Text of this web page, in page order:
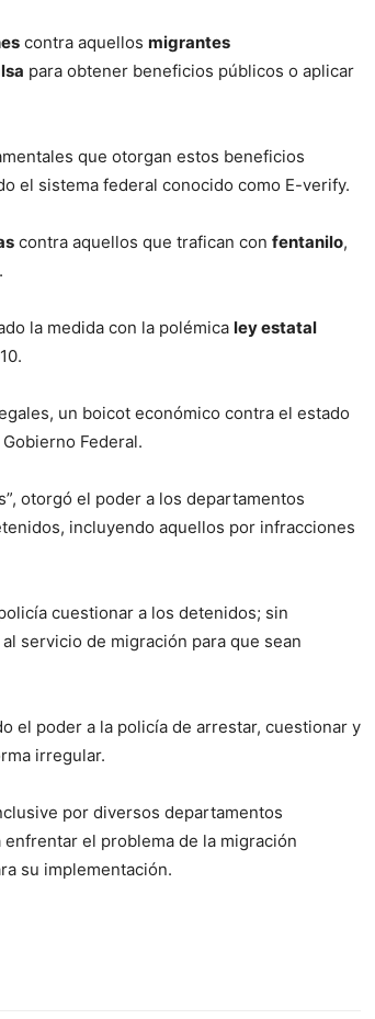
contra aquellos migrantes
para obtener beneficios públicos o aplicar
que otorgan estos beneficios
el sistema federal conocido como E-verify.
contra aquellos que trafican con fentanilo,
la medida con la polémica ley estatal
un boicot económico contra el estado
Federal.
otorgó el poder a los departamentos
incluyendo aquellos por infracciones
cuestionar a los detenidos; sin
servicio de migración para que sean
el poder a la policía de arrestar, cuestionar y
irregular.
por diversos departamentos
el problema de la migración
su implementación.